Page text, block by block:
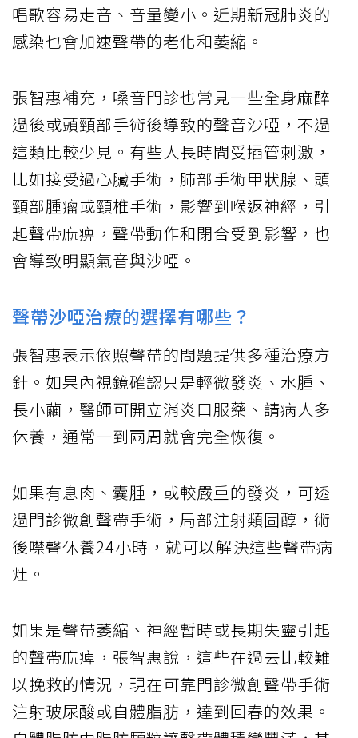
唱歌容易走音、音量變小。近期新冠肺炎的
感染也會加速聲帶的老化和萎縮。
張智惠補充，嗓音門診也常見一些全身麻醉
過後或頭頸部手術後導致的聲音沙啞，不過
這類比較少見。有些人長時間受插管刺激，
比如接受過心臟手術，肺部手術甲狀腺、頭
頸部腫瘤或頸椎手術，影響到喉返神經，引
起聲帶麻痹，聲帶動作和閉合受到影響，也
會導致明顯氣音與沙啞。
聲帶沙啞治療的選擇有哪些？
張智惠表示依照聲帶的問題提供多種治療方
針。如果內視鏡確認只是輕微發炎、水腫、
長小繭，醫師可開立消炎口服藥、請病人多
休養，通常一到兩周就會完全恢復。
如果有息肉、囊腫，或較嚴重的發炎，可透
過門診微創聲帶手術，局部注射類固醇，術
後噤聲休養24小時，就可以解決這些聲帶病
灶。
如果是聲帶萎縮、神經暫時或長期失靈引起
的聲帶麻痺，張智惠說，這些在過去比較難
以挽救的情況，現在可靠門診微創聲帶手術
注射玻尿酸或自體脂肪，達到回春的效果。